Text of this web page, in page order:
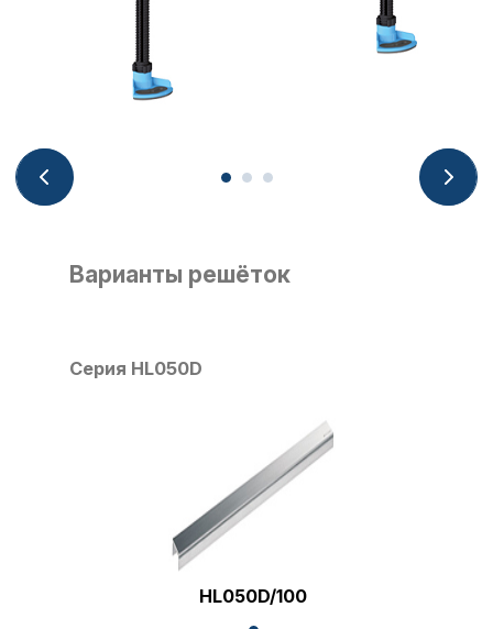
Варианты решёток
Серия HL050D
HL050D/100